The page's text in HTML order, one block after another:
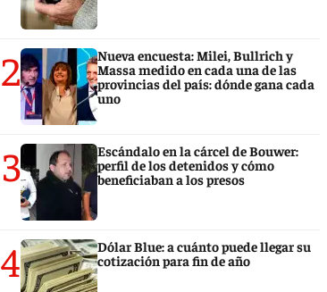
2
Nueva encuesta: Milei, Bullrich y
Massa medido en cada una de las
provincias del país: dónde gana cada
uno
3
Escándalo en la cárcel de Bouwer:
perfil de los detenidos y cómo
beneficiaban a los presos
4
Dólar Blue: a cuánto puede llegar su
cotización para fin de año